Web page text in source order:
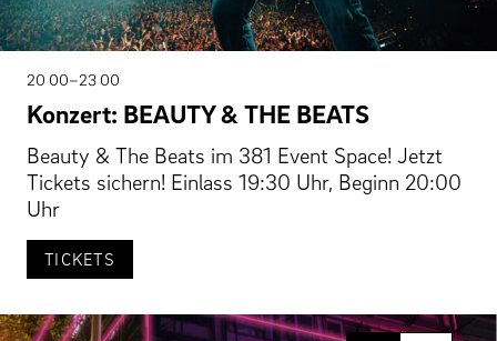
20 00–23 00
Konzert: BEAUTY & THE BEATS
Beauty & The Beats im 381 Event Space! Jetzt
Tickets sichern! Einlass 19:30 Uhr, Beginn 20:00
Uhr
TICKETS